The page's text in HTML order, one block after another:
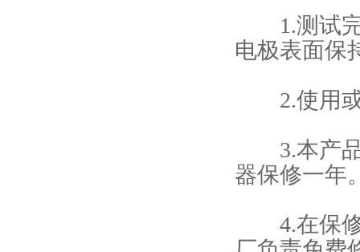
1.测试完
电极表面保
2.使用或
3.本产品
器保修一年
4.在保修